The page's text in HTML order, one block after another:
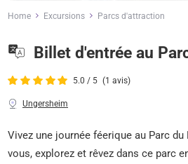
Home Excursions Parcs d'attraction
Billet d'entrée au
5.0 / 5 (1 avis)
Ungersheim
Vivez une journée féerique au Parc
vous, explorez et rêvez dans ce parc